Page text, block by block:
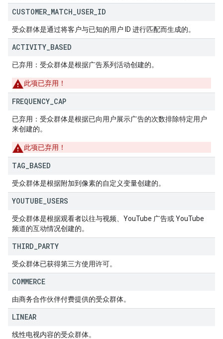
CUSTOMER MATCH USER ID
受众群体是通过将客户与已知的用户 ID 进行匹配而生成的。
ACTIVITY BASED
已弃用：受众群体是根据广告系列活动创建的。
此项已弃用！
FREQUENCY CAP
已弃用：受众群体是根据已向用户展示广告的次数排除特定用户
来创建的。
此项已弃用！
TAG BASED
受众群体是根据附加到像素的自定义变量创建的。
YOUTUBE USERS
受众群体是根据观看者以往与视频、YouTube 广告或 YouTube
频道的互动情况创建的。
THIRD PARTY
受众群体已获得第三方使用许可。
COMMERCE
由商务合作伙伴付费提供的受众群体。
LINEAR
线性电视内容的受众群体。